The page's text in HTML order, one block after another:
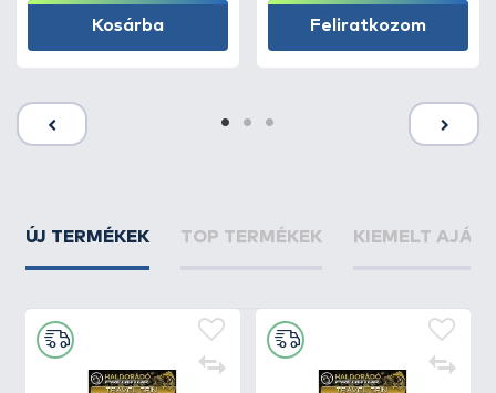
Kosárba Feliratkozom
ÚJ TERMÉKEK TOP TERMÉKEK KIEMELT